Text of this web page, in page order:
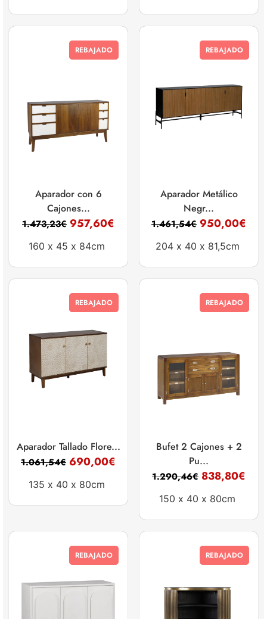
REBAJADO
Aparador con 6
Cajones...
1.473,23€ 957,60€
160 x 45 x 84cm
REBAJADO
Aparador Metálico
Negr...
1.461,54€ 950,00€
204 x 40 x 81,5cm
REBAJADO
Aparador Tallado Flore...
1.061,54€ 690,00€
135 x 40 x 80cm
REBAJADO
Bufet 2 Cajones + 2
Pu...
1.290,46€ 838,80€
150 x 40 x 80cm
REBAJADO REBAJADO